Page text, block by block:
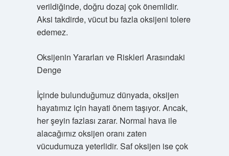
verildiğinde, doğru dozaj çok önemlidir.
Aksi takdirde, vücut bu fazla oksijeni tolere
edemez.
Oksijenin Yararları ve Riskleri Arasındaki
Denge
İçinde bulunduğumuz dünyada, oksijen
hayatımız için hayati önem taşıyor. Ancak,
her şeyin fazlası zarar. Normal hava ile
alacağımız oksijen oranı zaten
vücudumuza yeterlidir. Saf oksijen ise çok